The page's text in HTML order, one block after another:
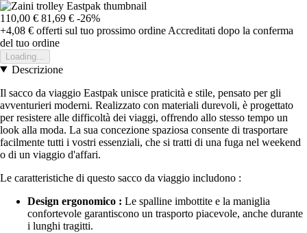
110,00 € 81,69 € -26%
+4,08 € offerti sul tuo prossimo ordine Accreditati dopo la conferma
del tuo ordine
Loading...
Descrizione
Il sacco da viaggio Eastpak unisce praticità e stile, pensato per gli
avventurieri moderni. Realizzato con materiali durevoli, è progettato
per resistere alle difficoltà dei viaggi, offrendo allo stesso tempo un
look alla moda. La sua concezione spaziosa consente di trasportare
facilmente tutti i vostri essenziali, che si tratti di una fuga nel weekend
o di un viaggio d'affari.
Le caratteristiche di questo sacco da viaggio includono :
Design ergonomico : Le spalline imbottite e la maniglia
confortevole garantiscono un trasporto piacevole, anche durante
i lunghi tragitti.